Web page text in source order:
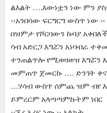
ልእልት ….እውነቷን ነው ምን
‹‹አንበሳው ፍርግርግ ውስጥ ነው
በዝምታ የሾርባውን ኩባያ
ሳብ አድርጋ እግሯን አነባብራ
ተንጠልጥሎ የሚወዛወዝ እግሯን
መምጠጥ ጀመርኩ …. ድንገት ቀና
…ሃሳብ ውስጥ ሰምጨ ዝም ብየ
ይምረርም አላጣጣምኩትም ነበር